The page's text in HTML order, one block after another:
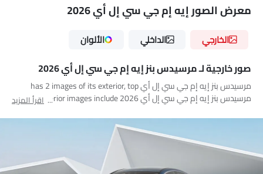
معرض الصور إيه إم جي سي إل أي 2026
الخارجي الداخلي الألوان
صور خارجية لـ مرسيدس بنز إيه إم جي سي إل أي 2026
مرسيدس بنز إيه إم جي سي إل أي has 2 images of its exterior, top
مرسيدس بنز إيه إم جي سي إل أي 2026 exterior images include منظر
اقرأ المزيد